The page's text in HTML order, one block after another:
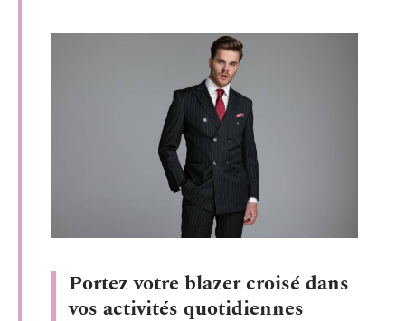
Portez votre blazer croisé dans
vos activités quotidiennes